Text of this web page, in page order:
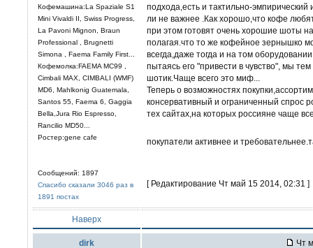
Кофемашина:La Spaziale S1
Mini Vivaldi II, Swiss Progress,
La Pavoni Mignon, Braun
Professional , Brugnetti
Simona , Faema Family First...
Кофемолка:FAEMA MC99 ,
Cimbali MAX, CIMBALI (WMF)
MD6, Mahlkonig Guatemala,
Santos 55, Faema 6, Gaggia
Bella,Jura Rio Espresso,
Rancilio MD50...
Ростер:gene cafe
Сообщений: 1897
Спасибо сказали 3046 раз в
1891 постах
подхода,есть и тактильно-эмпирический
ли не важнее .Как хорошо,что кофе
при этом готовят очень хорошие шоты
полагая.что то же кофейное зернышко
всегда,даже тогда и на том
пытаясь его "привести в чувство", мы
шотик.Чаще всего это миф...
Теперь о возможностях
консервативный и ограниченный спрос
тех сайтах,на которых россияне чаще
покупатели активнее и
[ Редактирование Чт май 15 2014, 02:31 ]
Наверх
dirk Чт